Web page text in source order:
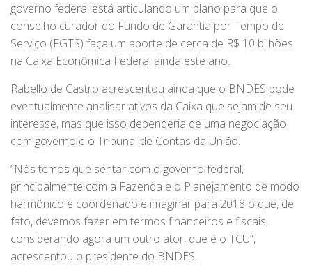
governo federal está articulando um plano para que o
conselho curador do Fundo de Garantia por Tempo de
Serviço (FGTS) faça um aporte de cerca de R$ 10 bilhões
na Caixa Econômica Federal ainda este ano.
Rabello de Castro acrescentou ainda que o BNDES pode
eventualmente analisar ativos da Caixa que sejam de seu
interesse, mas que isso dependeria de uma negociação
com governo e o Tribunal de Contas da União.
“Nós temos que sentar com o governo federal,
principalmente com a Fazenda e o Planejamento de modo
harmônico e coordenado e imaginar para 2018 o que, de
fato, devemos fazer em termos financeiros e fiscais,
considerando agora um outro ator, que é o TCU”,
acrescentou o presidente do BNDES.